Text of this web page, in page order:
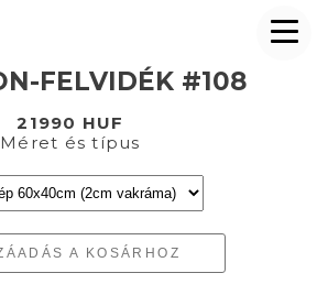
FELVIDÉK #108
21990 HUF
Méret és típus
A KOSÁRHOZ